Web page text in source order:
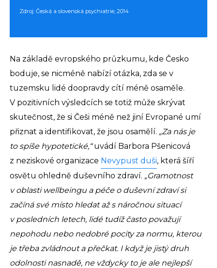
Zdroj: Česká a slovenská psychiatrie , 2014
Na základě evropského průzkumu, kde Česko
boduje, se nicméně nabízí otázka, zda se v
tuzemsku lidé doopravdy cítí méně osaměle.
V pozitivních výsledcích se totiž může skrývat
skutečnost, že si Češi méně než jiní Evropané umí
přiznat a identifikovat, že jsou osamělí. „Za nás je
to spíše hypotetické,“uvádí Barbora Pšenicová
z neziskové organizace Nevypusť duši, která šíří
osvětu ohledně duševního zdraví. „Gramotnost
v oblasti wellbeingu a péče o duševní zdraví si
začíná své místo hledat až s náročnou situací
v posledních letech, lidé tudíž často považují
nepohodu nebo nedobré pocity za normu, kterou
je třeba zvládnout a přečkat. I když je jistý druh
odolnosti nasnadě, ne vždycky to je ale nejlepší